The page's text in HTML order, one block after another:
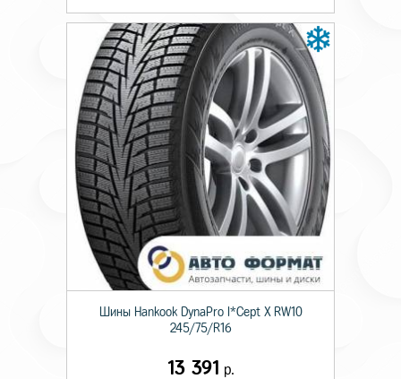
Шины Hankook DynaPro I*Cept X RW10
245/75/R16
13 391 р.